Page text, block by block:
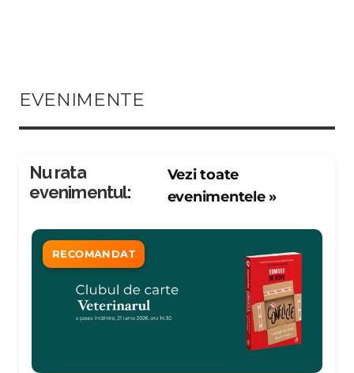
EVENIMENTE
Nu rata
evenimentul:
Vezi toate
evenimentele »
RECOMANDAT